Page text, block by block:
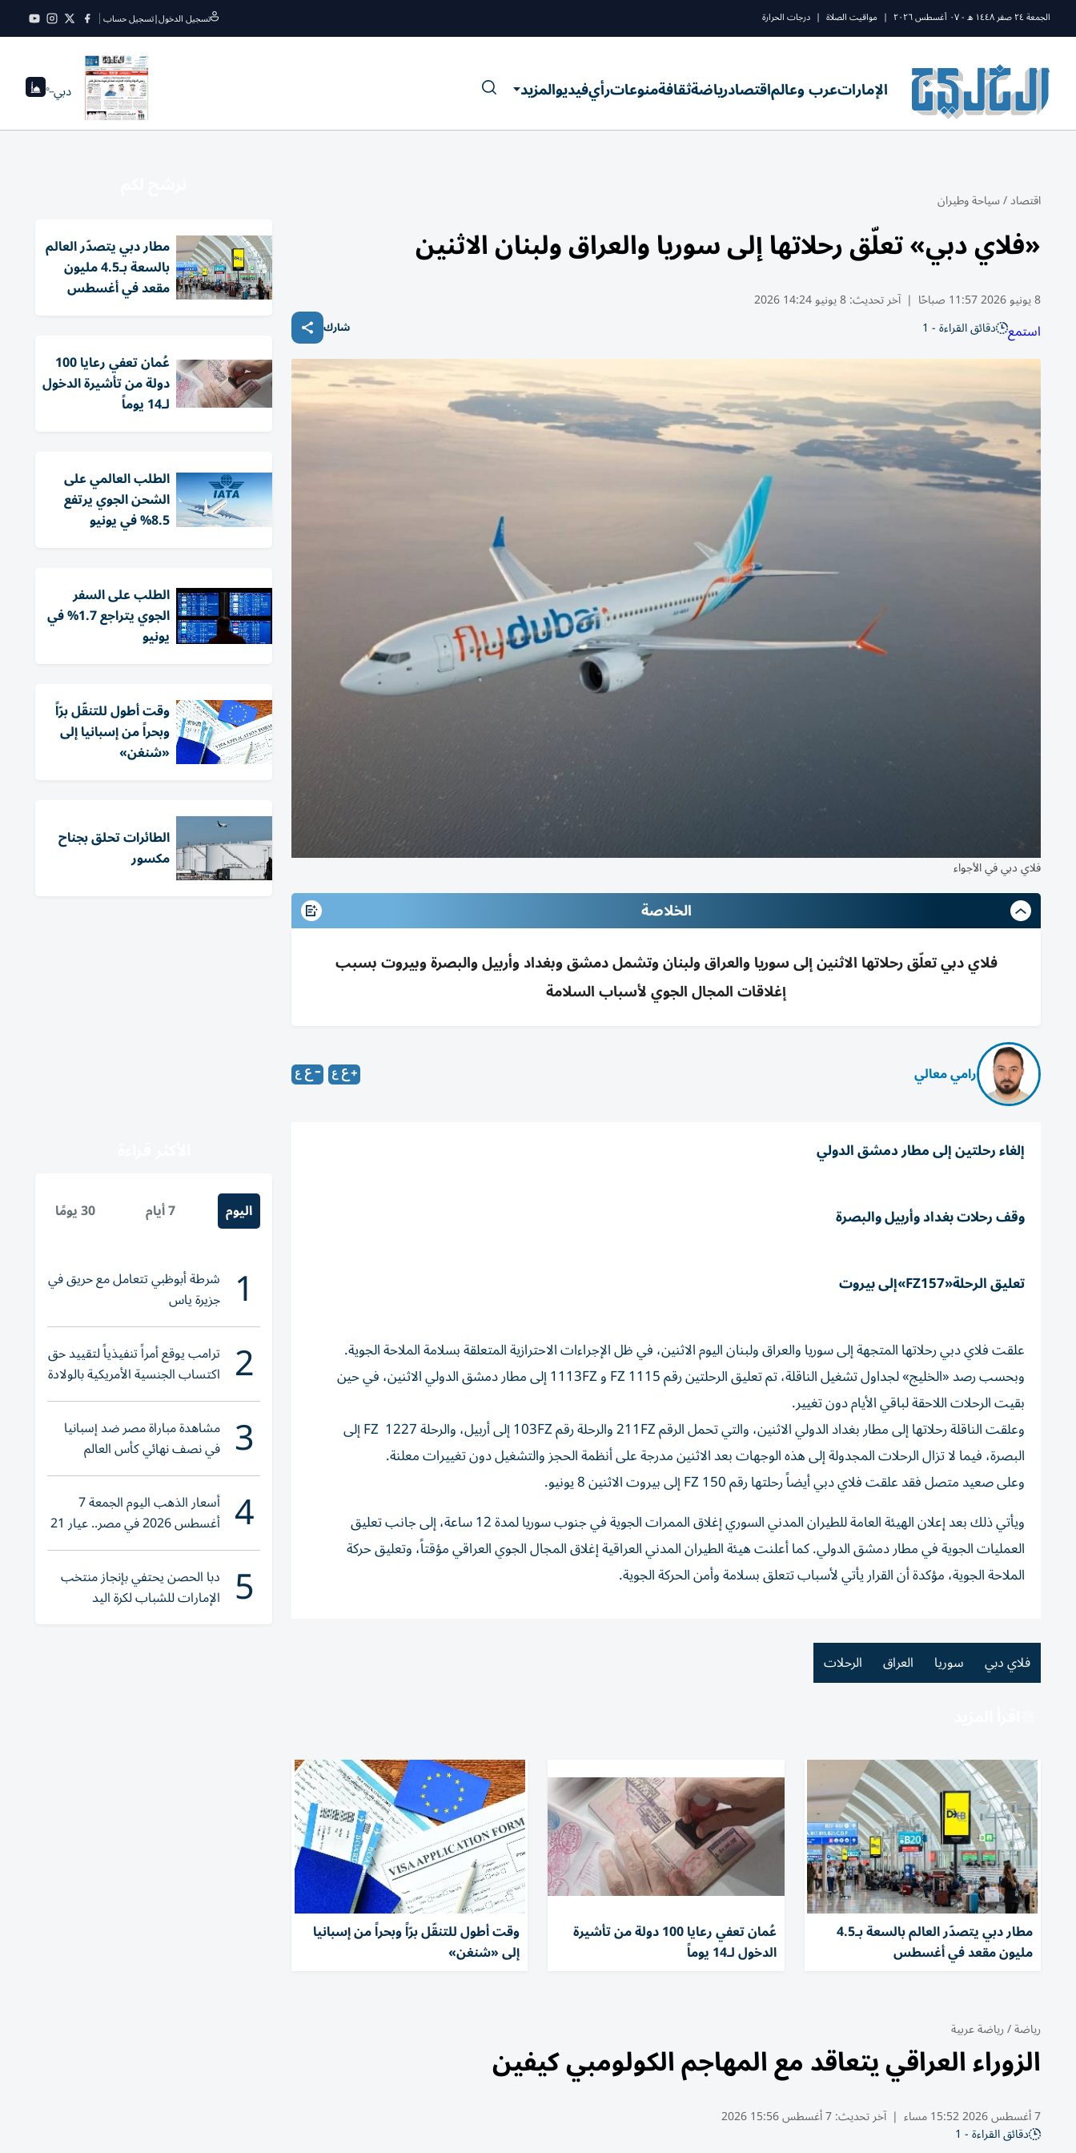
الجمعة ٢٤ صفر ١٤٤٨ ه - ٠٧ أغسطس ٢٠٢٦ | مواقيت الصلاة | درجات الحرارة تسجيل الدخول|تسجيل حساب
الإماراتعرب وعالماقتصادرياضةثقافةمنوعاترأيفيديوالمزيد دبي--°
اقتصاد/سياحة وطيران
«فلاي دبي» تعلّق رحلاتها إلى سوريا والعراق ولبنان الاثنين
8 يونيو 2026 11:57 صباحًا | آخر تحديث:8 يونيو 14:24 2026
استمع دقائق القراءة - 1 شارك
فلاي دبي في الأجواء
الخلاصة
فلاي دبي تعلّق رحلاتها الاثنين إلى سوريا والعراق ولبنان وتشمل دمشق وبغداد وأربيل والبصرة وبيروت بسبب
إغلاقات المجال الجوي لأسباب السلامة
رامي معالي
إلغاء رحلتين إلى مطار دمشق الدولي
وقف رحلات بغداد وأربيل والبصرة
تعليق الرحلة«FZ157»إلى بيروت
علقت فلاي دبي رحلاتها المتجهة إلى سوريا والعراق ولبنان اليوم الاثنين، في ظل الإجراءات الاحترازية المتعلقة بسلامة الملاحة الجوية.
وبحسب رصد «الخليج» لجداول تشغيل الناقلة، تم تعليق الرحلتين رقم 1115 FZ و 1113FZ إلى مطار دمشق الدولي الاثنين، في حين
بقيت الرحلات اللاحقة لباقي الأيام دون تغيير.
وعلقت الناقلة رحلاتها إلى مطار بغداد الدولي الاثنين، والتي تحمل الرقم 211FZ والرحلة رقم 103FZ إلى أربيل، والرحلة 1227 FZ إلى
البصرة، فيما لا تزال الرحلات المجدولة إلى هذه الوجهات بعد الاثنين مدرجة على أنظمة الحجز والتشغيل دون تغييرات معلنة.
وعلى صعيد متصل فقد علقت فلاي دبي أيضاً رحلتها رقم 150 FZ إلى بيروت الاثنين 8 يونيو.
ويأتي ذلك بعد إعلان الهيئة العامة للطيران المدني السوري إغلاق الممرات الجوية في جنوب سوريا لمدة 12 ساعة، إلى جانب تعليق
العمليات الجوية في مطار دمشق الدولي. كما أعلنت هيئة الطيران المدني العراقية إغلاق المجال الجوي العراقي مؤقتاً، وتعليق حركة
الملاحة الجوية، مؤكدة أن القرار يأتي لأسباب تتعلق بسلامة وأمن الحركة الجوية.
فلاي دبي سوريا العراق الرحلات
مطار دبي يتصدّر العالم بالسعة بـ4.5
مليون مقعد في أغسطس
عُمان تعفي رعايا 100 دولة من تأشيرة
الدخول لـ14 يوماً
وقت أطول للتنقّل برّاً وبحراً من إسبانيا
إلى «شنغن»
رياضة/رياضة عربية
الزوراء العراقي يتعاقد مع المهاجم الكولومبي كيفين
7 أغسطس 2026 15:52 مساء | آخر تحديث:7 أغسطس 15:56 2026
دقائق القراءة - 1
مطار دبي يتصدّر العالم
بالسعة بـ4.5 مليون
مقعد في أغسطس
عُمان تعفي رعايا 100
دولة من تأشيرة الدخول
لـ14 يوماً
الطلب العالمي على
الشحن الجوي يرتفع
8.5% في يونيو
الطلب على السفر
الجوي يتراجع 1.7% في
يونيو
وقت أطول للتنقّل برّاً
وبحراً من إسبانيا إلى
«شنغن»
الطائرات تحلق بجناح
مكسور
اليوم 7 أيام 30 يومًا
1 شرطة أبوظبي تتعامل مع حريق في
جزيرة ياس
2 ترامب يوقع أمراً تنفيذياً لتقييد حق
اكتساب الجنسية الأمريكية بالولادة
3 مشاهدة مباراة مصر ضد إسبانيا
في نصف نهائي كأس العالم
لناشئات اليد 2026
4 أسعار الذهب اليوم الجمعة 7
أغسطس 2026 في مصر.. عيار 21
يقترب من هذا الرقم
5 دبا الحصن يحتفي بإنجاز منتخب
الإمارات للشباب لكرة اليد